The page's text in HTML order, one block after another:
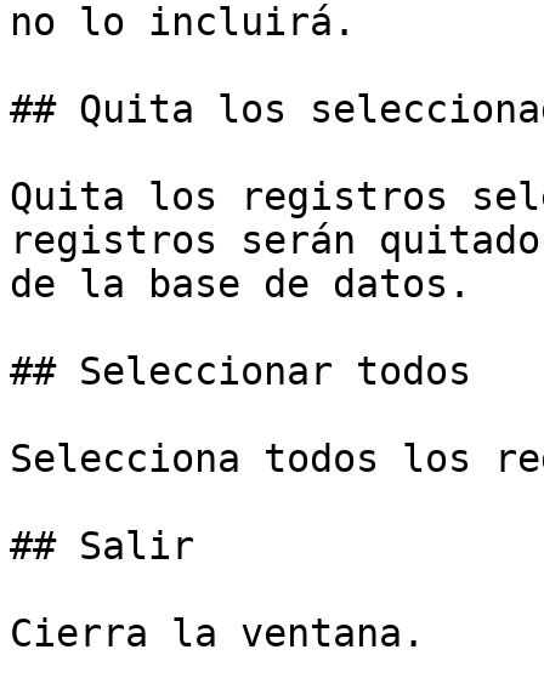
no lo incluirá.
## Quita los
Quita los registros
registros serán
de la base de datos.
## Seleccionar todos
Selecciona todos los
## Salir
Cierra la ventana.